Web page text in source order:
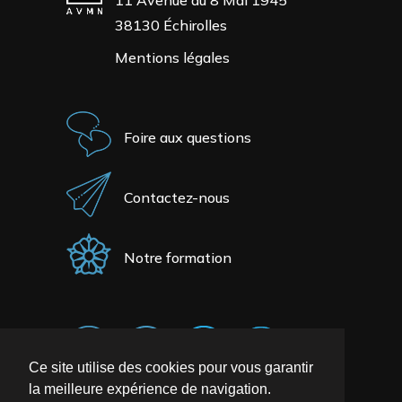
Ce site utilise des cookies pour vous garantir
la meilleure expérience de navigation.
38130 Échirolles
Mentions légales
Foire aux questions
Contactez-nous
Notre formation